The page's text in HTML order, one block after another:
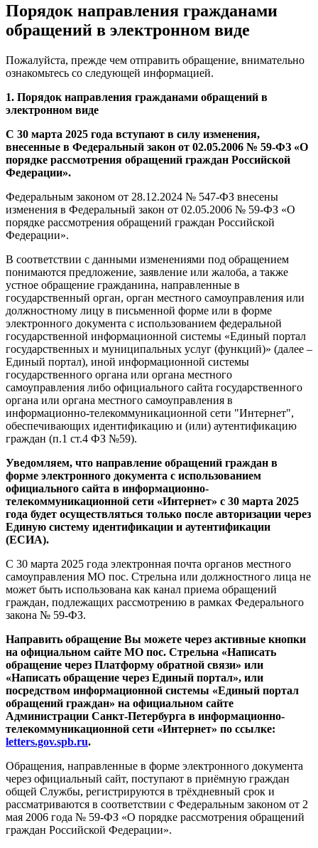
Порядок направления гражданами
обращений в электронном виде
Пожалуйста, прежде чем отправить обращение, внимательно
ознакомьтесь со следующей информацией.
1. Порядок направления гражданами обращений в
электронном виде
С 30 марта 2025 года вступают в силу изменения,
внесенные в Федеральный закон от 02.05.2006 № 59-ФЗ «О
порядке рассмотрения обращений граждан Российской
Федерации».
Федеральным законом от 28.12.2024 № 547-ФЗ внесены
изменения в Федеральный закон от 02.05.2006 № 59-ФЗ «О
порядке рассмотрения обращений граждан Российской
Федерации».
В соответствии с данными изменениями под обращением
понимаются предложение, заявление или жалоба, а также
устное обращение гражданина, направленные в
государственный орган, орган местного самоуправления или
должностному лицу в письменной форме или в форме
электронного документа с использованием федеральной
государственной информационной системы «Единый портал
государственных и муниципальных услуг (функций)» (далее –
Единый портал), иной информационной системы
государственного органа или органа местного
самоуправления либо официального сайта государственного
органа или органа местного самоуправления в
информационно-телекоммуникационной сети "Интернет",
обеспечивающих идентификацию и (или) аутентификацию
граждан (п.1 ст.4 ФЗ №59).
Уведомляем, что направление обращений граждан в
форме электронного документа с использованием
официального сайта в информационно-
телекоммуникационной сети «Интернет» с 30 марта 2025
года будет осуществляться только после авторизации через
Единую систему идентификации и аутентификации
(ЕСИА).
С 30 марта 2025 года электронная почта органов местного
самоуправления МО пос. Стрельна или должностного лица не
может быть использована как канал приема обращений
граждан, подлежащих рассмотрению в рамках Федерального
закона № 59-ФЗ.
Направить обращение Вы можете через активные кнопки
на официальном сайте МО пос. Стрельна «Написать
обращение через Платформу обратной связи» или
«Написать обращение через Единый портал», или
посредством информационной системы «Единый портал
обращений граждан» на официальном сайте
Администрации Санкт-Петербурга в информационно-
телекоммуникационной сети «Интернет» по ссылке:
letters.gov.spb.ru.
Обращения, направленные в форме электронного документа
через официальный сайт, поступают в приёмную граждан
общей Службы, регистрируются в трёхдневный срок и
рассматриваются в соответствии с Федеральным законом от 2
мая 2006 года № 59-ФЗ «О порядке рассмотрения обращений
граждан Российской Федерации».